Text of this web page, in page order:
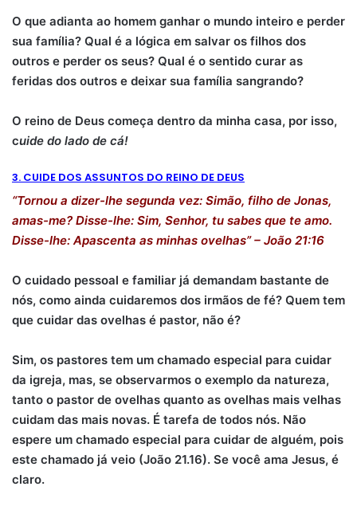
O que adianta ao homem ganhar o mundo inteiro e perder
sua família? Qual é a lógica em salvar os filhos dos
outros e perder os seus? Qual é o sentido curar as
feridas dos outros e deixar sua família sangrando?
O reino de Deus começa dentro da minha casa, por isso,
cuide do lado de cá!
3. CUIDE DOS ASSUNTOS DO REINO DE DEUS
“Tornou a dizer-lhe segunda vez: Simão, filho de Jonas,
amas-me? Disse-lhe: Sim, Senhor, tu sabes que te amo.
Disse-lhe: Apascenta as minhas ovelhas” – João 21:16
O cuidado pessoal e familiar já demandam bastante de
nós, como ainda cuidaremos dos irmãos de fé? Quem tem
que cuidar das ovelhas é pastor, não é?
Sim, os pastores tem um chamado especial para cuidar
da igreja, mas, se observarmos o exemplo da natureza,
tanto o pastor de ovelhas quanto as ovelhas mais velhas
cuidam das mais novas. É tarefa de todos nós. Não
espere um chamado especial para cuidar de alguém, pois
este chamado já veio (João 21.16). Se você ama Jesus, é
claro.